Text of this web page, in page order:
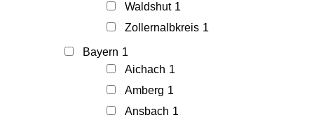
Waldshut 1
Zollernalbkreis 1
Bayern 1
Aichach 1
Amberg 1
Ansbach 1